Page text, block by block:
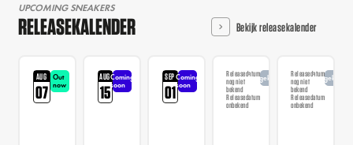
UPCOMING SNEAKERS
RELEASEKALENDER Bekijk releasekalender
AUG
07
Out
now
AUG
15
Coming
soon
SEP
01
Coming
soon
Releasedatum
nog niet
bekend
Releasedatum
onbekend
AangekondigdReleasedatum
nog niet
bekend
Releasedatum
onbekend